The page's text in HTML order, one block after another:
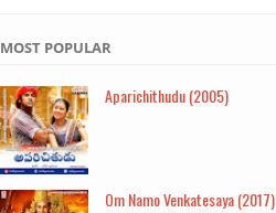
MOST POPULAR
Aparichithudu (2005)
Om Namo Venkatesaya (2017)